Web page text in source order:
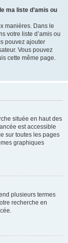
ma liste d’amis ou
manières. Dans le
votre liste d’amis ou
pouvez ajouter
Vous pouvez
cette même page.
située en haut des
est accessible
sur toutes les pages
graphiques
plusieurs termes
recherche en